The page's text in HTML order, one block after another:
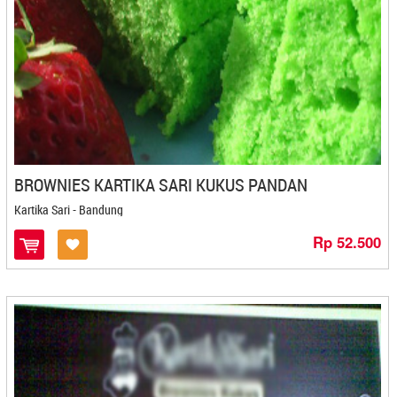
Elfa - Kediri
Elkamal - Mojokerto
Elora - Kediri
Emka - Bontang
Enok'ai Kerupuk Ceker - Bandung
Enting-Enting Gepuk Macan Leopard - Yogyakarta
Eti Egg Roll - Cilacap
Eyang Marto - Kediri
Fafin - Cilegon
Fairuziba - Malang
Fany Shop - Jogjakarta
Fariz Snack - Bontang
Fausta Snack - Kediri
FCK JAMUR CRISPY - Kediri
Fera Cookies - Banjarmasin
BROWNIES KARTIKA SARI KUKUS PANDAN
Kartika Sari - Bandung
Rp 52.500